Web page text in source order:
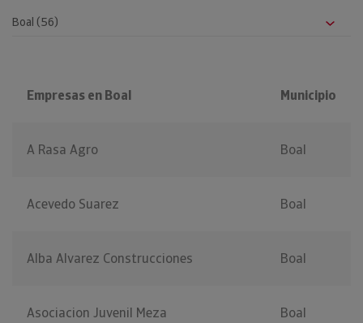
Empresas en Boal Municipio
A Rasa Agro Boal
Acevedo Suarez Boal
Alba Alvarez Construcciones Boal
Asociacion Juvenil Meza Boal